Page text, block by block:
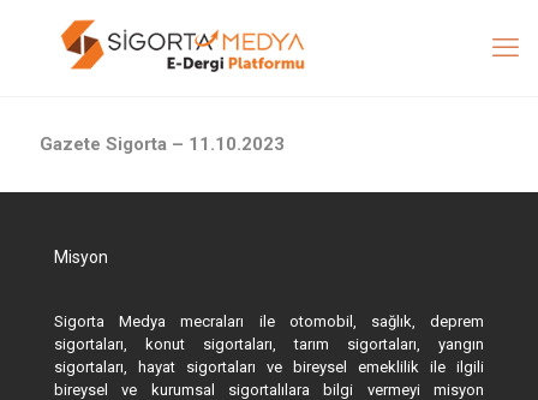
Gazete Sigorta – 11.10.2023
Misyon
Sigorta Medya mecraları ile otomobil, sağlık, deprem
sigortaları, konut sigortaları, tarım sigortaları, yangın
sigortaları, hayat sigortaları ve bireysel emeklilik ile ilgili
bireysel ve kurumsal sigortalılara bilgi vermeyi misyon